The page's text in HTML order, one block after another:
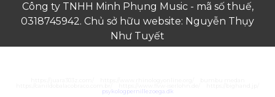
Công ty TNHH Minh Phụng Music - mã số thuế,
0318745942. Chủ sở hữu website: Nguyễn Thụy
Như Tuyết
psykologpernillezoega.dk